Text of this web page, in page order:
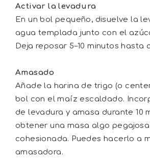
Activar la levadura
En un bol pequeño, disuelve la
agua templada junto con el
Deja reposar 5–10 minutos hasta
Amasado
Añade la harina de trigo (o
bol con el maíz escaldado.
de levadura y amasa durante 10
obtener una masa algo
cohesionada. Puedes hacerlo a
amasadora.